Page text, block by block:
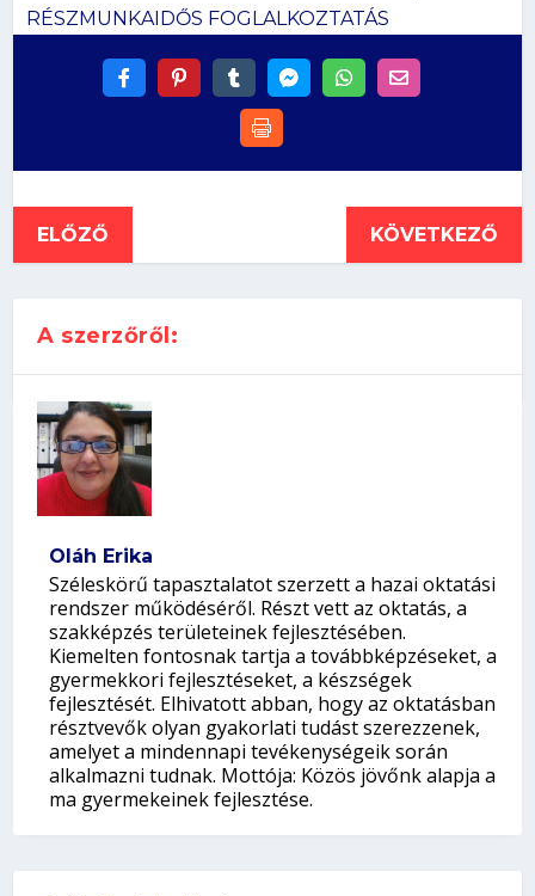
RÉSZMUNKAIDŐS FOGLALKOZTATÁS
ELŐZŐ KÖVETKEZŐ
A szerzőről:
Oláh Erika
Széleskörű tapasztalatot szerzett a hazai oktatási
rendszer működéséről. Részt vett az oktatás, a
szakképzés területeinek fejlesztésében.
Kiemelten fontosnak tartja a továbbképzéseket, a
gyermekkori fejlesztéseket, a készségek
fejlesztését. Elhivatott abban, hogy az oktatásban
résztvevők olyan gyakorlati tudást szerezzenek,
amelyet a mindennapi tevékenységeik során
alkalmazni tudnak. Mottója: Közös jövőnk alapja a
ma gyermekeinek fejlesztése.